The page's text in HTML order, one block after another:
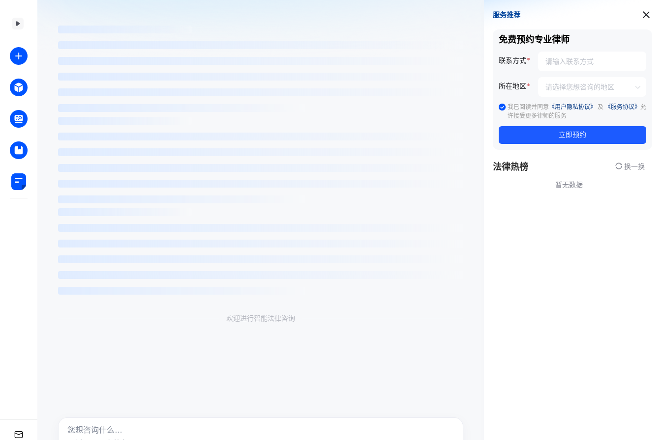
欢迎进行智能法律咨询
服务推荐
服务推荐
免费预约专业律师
联系方式
所在地区
我已阅读并同意 《用户隐私协议》 及 《服务协议》 允
许接受更多律师的服务
立即预约
法律热榜 换一换
暂无数据